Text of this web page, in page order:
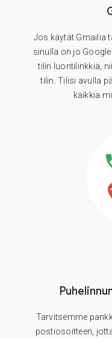
Jos käytät Gmailia
sinulla on jo
tilin luontilinkkiä,
tilin. Tilisi avulla
kaikkia
Tarvitsemme
postiosoitteen,